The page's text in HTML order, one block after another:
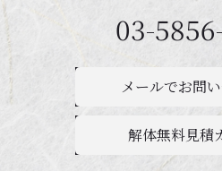
03-
メールでお問
解体無料見積